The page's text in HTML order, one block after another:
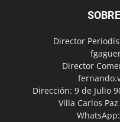
Director
Director
Dirección: 9 de Julio
Villa Carlos